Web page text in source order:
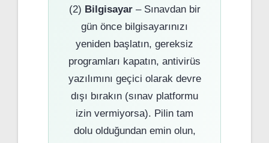
(2) Bilgisayar– Sınavdan bir
gün önce bilgisayarınızı
yeniden başlatın, gereksiz
programları kapatın, antivirüs
yazılımını geçici olarak devre
dışı bırakın (sınav platformu
izin vermiyorsa). Pilin tam
dolu olduğundan emin olun,